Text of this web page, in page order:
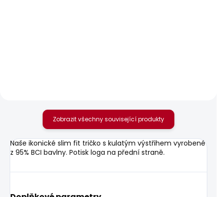
Zobrazit všechny související produkty
Naše ikonické slim fit tričko s kulatým výstřihem vyrobené
z 95% BCI bavlny. Potisk loga na přední straně.